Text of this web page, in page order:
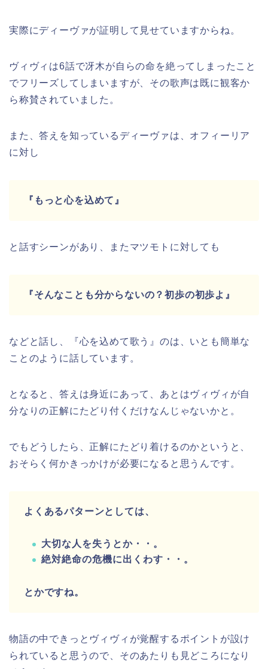
実際にディーヴァが証明して見せていますからね。
ヴィヴィは6話で冴木が自らの命を絶ってしまったこと
でフリーズしてしまいますが、その歌声は既に観客か
ら称賛されていました。
また、答えを知っているディーヴァは、 オフィーリア
に対し
『もっと心を込めて』
と話すシーンがあり、またマツモトに対しても
『そんなことも分からないの？初歩の初歩よ』
などと話し、『心を込めて歌う』のは、いとも簡単な
ことのように話しています。
となると、答えは身近にあって、あとはヴィヴィが自
分なりの正解にたどり付くだけなんじゃないかと。
でもどうしたら、正解にたどり着けるのかというと、
おそらく何かきっかけが必要になると思うんです。
よくあるパターンとしては、
大切な人を失うとか・・。
絶対絶命の危機に出くわす・・。
とかですね。
物語の中できっとヴィヴィが覚醒するポイントが設け
られていると思うので、そのあたりも見どころになり